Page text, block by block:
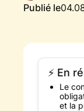
Publié le
⚡ En
Le
et la